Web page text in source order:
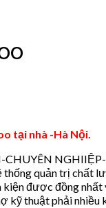
tại nhà -Hà Nội.
CHUYÊN
quản trị chất
được đồng
thuật phải nhiều